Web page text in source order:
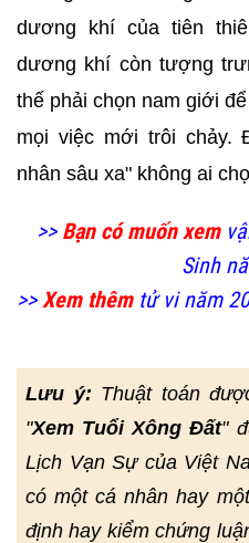
dương khí của tiên
dương khí còn tượng
thế phải chọn nam giới
mọi việc mới trôi chảy.
nhân sâu xa" không ai
>> Bạn có muốn xem
Sinh
>>Xem thêmtử vi năm
Lưu ý: Thuật toán
"Xem Tuổi Xông Đất"
Lịch Vạn Sự của Việt
có một cá nhân hay
định hay kiểm chứng